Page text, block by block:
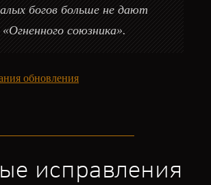
богов больше не дают
«Огненного союзника».
обновления
исправления